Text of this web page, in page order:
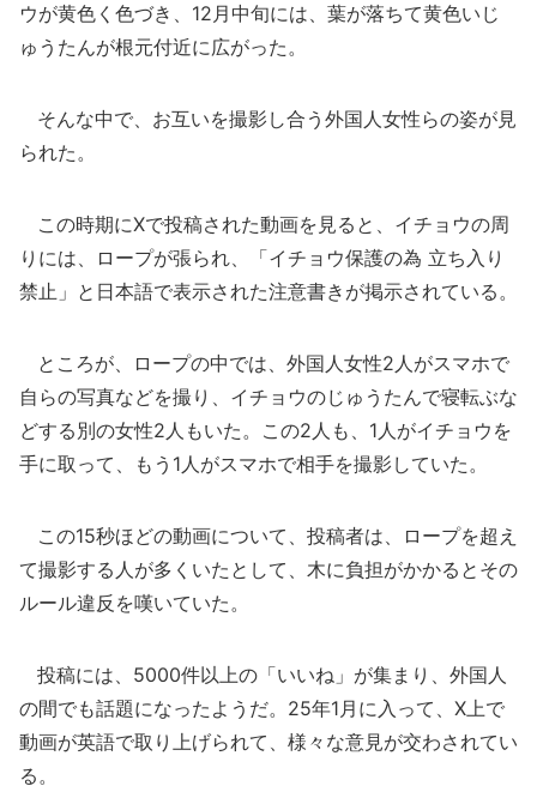
ウが黄色く色づき、12月中旬には、葉が落ちて黄色いじ
ゅうたんが根元付近に広がった。
そんな中で、お互いを撮影し合う外国人女性らの姿が見
られた。
この時期にXで投稿された動画を見ると、イチョウの周
りには、ロープが張られ、「イチョウ保護の為 立ち入り
禁止」と日本語で表示された注意書きが掲示されている。
ところが、ロープの中では、外国人女性2人がスマホで
自らの写真などを撮り、イチョウのじゅうたんで寝転ぶな
どする別の女性2人もいた。この2人も、1人がイチョウを
手に取って、もう1人がスマホで相手を撮影していた。
この15秒ほどの動画について、投稿者は、ロープを超え
て撮影する人が多くいたとして、木に負担がかかるとその
ルール違反を嘆いていた。
投稿には、5000件以上の「いいね」が集まり、外国人
の間でも話題になったようだ。25年1月に入って、X上で
動画が英語で取り上げられて、様々な意見が交わされてい
る。